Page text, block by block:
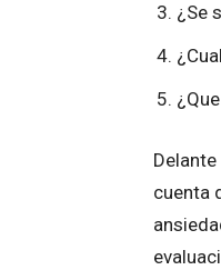
¿Se
cuenta